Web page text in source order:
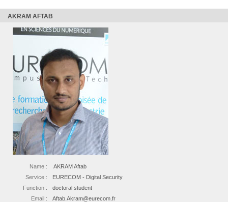
AKRAM AFTAB
Name :
AKRAM Aftab
Service :
EURECOM - Digital Security
Function :
doctoral student
Email :
Aftab.Akram@eurecom.fr